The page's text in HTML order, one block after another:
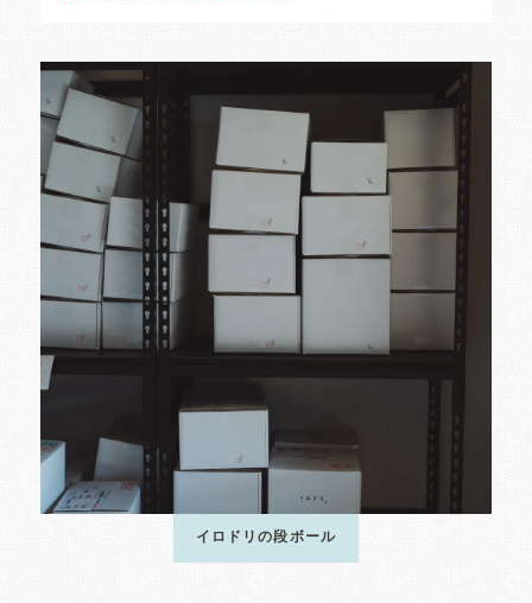
イロドリの段ボール